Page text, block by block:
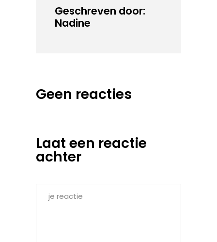
Geschreven door:
Nadine
Geen reacties
Laat een reactie
achter